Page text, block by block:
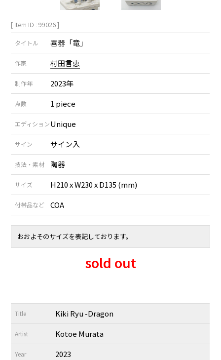
[ Item ID : 99026 ]
タイトル 喜器「竜」
作家 村田言恵
制作年 2023年
点数 1 piece
エディションUnique
サイン サイン入
技法・素材 陶器
サイズ H210 x W230 x D135 (mm)
付帯品など COA
おおよそのサイズを表記しております。
sold out
Title Kiki Ryu -Dragon
Artist Kotoe Murata
Year 2023